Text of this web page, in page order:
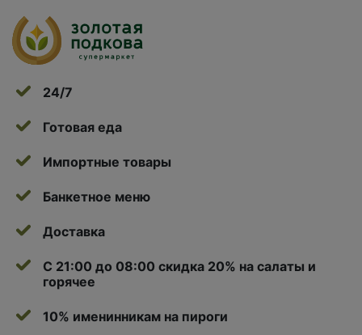
24/7
Готовая еда
Импортные товары
Банкетное меню
Доставка
С 21:00 до 08:00 скидка 20% на салаты и
горячее
10% именинникам на пироги